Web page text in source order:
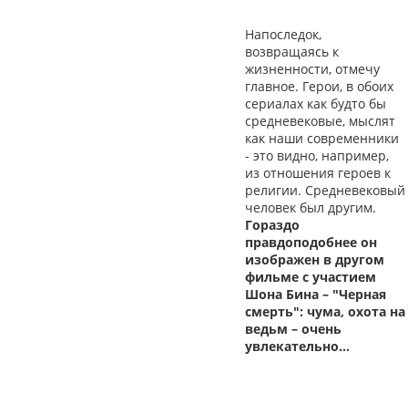
Напоследок,
возвращаясь к
жизненности, отмечу
главное. Герои, в обоих
сериалах как будто бы
средневековые, мыслят
как наши современники
- это видно, например,
из отношения героев к
религии. Средневековый
человек был другим.
Гораздо
правдоподобнее он
изображен в другом
фильме с участием
Шона Бина – "Черная
смерть": чума, охота на
ведьм – очень
увлекательно...